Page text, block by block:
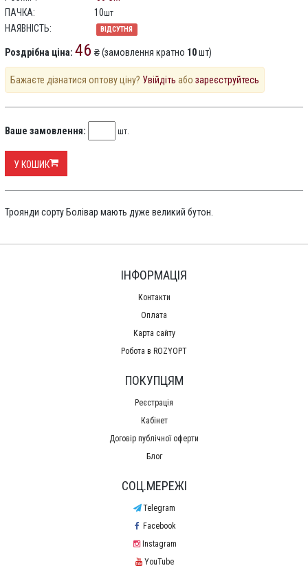
ПАЧКА:
10шт
НАЯВНІСТЬ: ВІДСУТНЯ
Роздрібна ціна: 46 ₴ (замовлення кратно 10шт)
Бажаєте дізнатися оптову ціну? Увійдіть або зареєструйтесь
Ваше замовлення: шт.
У КОШИК
Троянди сорту Болівар мають дуже великий бутон.
ІНФОРМАЦІЯ
Контакти
Оплата
Карта сайту
Робота в ROZYOPT
ПОКУПЦЯМ
Реєстрація
Кабінет
Договір публічної оферти
Блог
СОЦ.МЕРЕЖІ
Telegram
Facebook
Instagram
YouTube